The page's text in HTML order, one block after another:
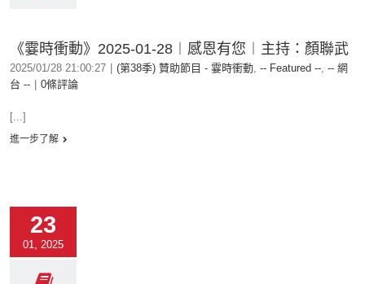
《霎時衝動》2025-01-28︱感恩有您︱主持：顏聯武
2025/01/28 21:00:27 (第38季) 贊助節目 - 霎時衝動, -- Featured --, -- 網
台 --
0條評論
[...]
進一步了解
23
01, 2025